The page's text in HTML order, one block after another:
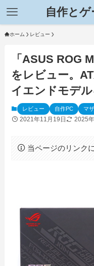
自作と
ホーム レビュー
「ASUS ROG
をレビュー。
イエンドモデル
レビュー 自作PC マ
2021年11月19日 2025
当ページのリンク